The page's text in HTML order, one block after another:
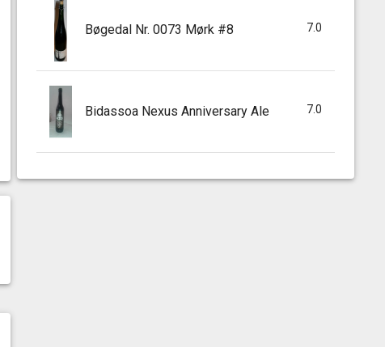
Bøgedal Nr. 0073 Mørk #8 7.0
Bidassoa Nexus Anniversary Ale 7.0